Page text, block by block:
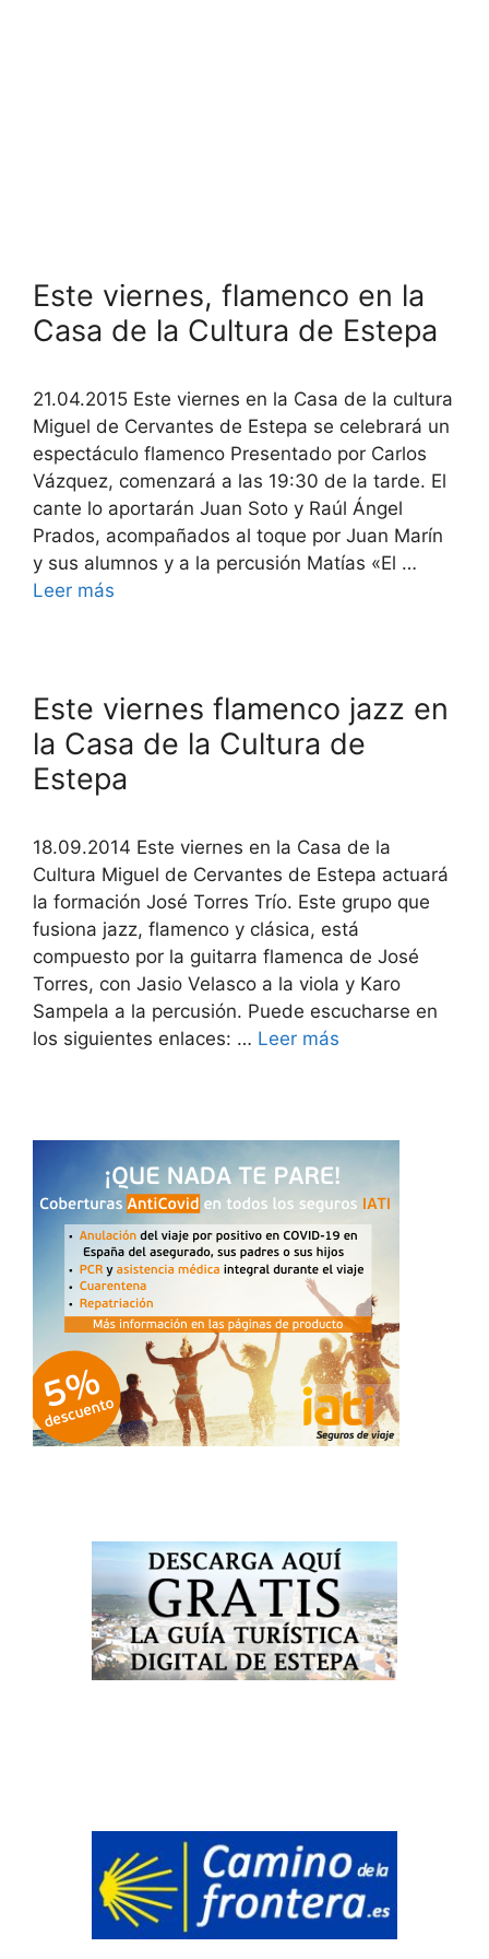
Este viernes, flamenco en la
Casa de la Cultura de Estepa
21.04.2015 Este viernes en la Casa de la cultura
Miguel de Cervantes de Estepa se celebrará un
espectáculo flamenco Presentado por Carlos
Vázquez, comenzará a las 19:30 de la tarde. El
cante lo aportarán Juan Soto y Raúl Ángel
Prados, acompañados al toque por Juan Marín
y sus alumnos y a la percusión Matías «El …
Leer más
Este viernes flamenco jazz en
la Casa de la Cultura de
Estepa
18.09.2014 Este viernes en la Casa de la
Cultura Miguel de Cervantes de Estepa actuará
la formación José Torres Trío. Este grupo que
fusiona jazz, flamenco y clásica, está
compuesto por la guitarra flamenca de José
Torres, con Jasio Velasco a la viola y Karo
Sampela a la percusión. Puede escucharse en
los siguientes enlaces: … Leer más